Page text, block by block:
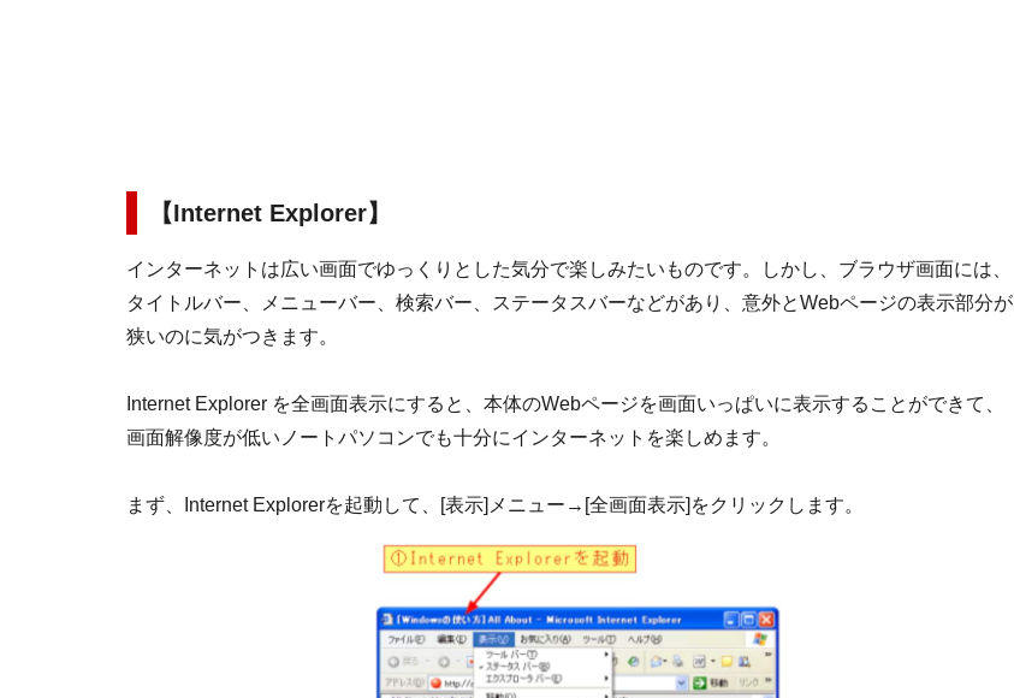
【Internet Explorer】
インターネットは広い画面でゆっくりとした気分で楽しみたいものです。しかし、ブラウザ画面には、
タイトルバー、メニューバー、検索バー、ステータスバーなどがあり、意外とWebページの表示部分が
狭いのに気がつきます。
Internet Explorer を全画面表示にすると、本体のWebページを画面いっぱいに表示することができて、
画面解像度が低いノートパソコンでも十分にインターネットを楽しめます。
まず、Internet Explorerを起動して、[表示]メニュー→[全画面表示]をクリックします。